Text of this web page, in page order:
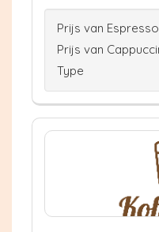
Prijs van Espresso
Prijs van
Type